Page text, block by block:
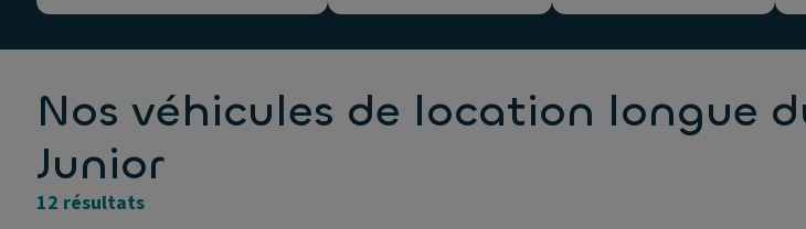
Nos véhicules de location longue
Junior
12 résultats